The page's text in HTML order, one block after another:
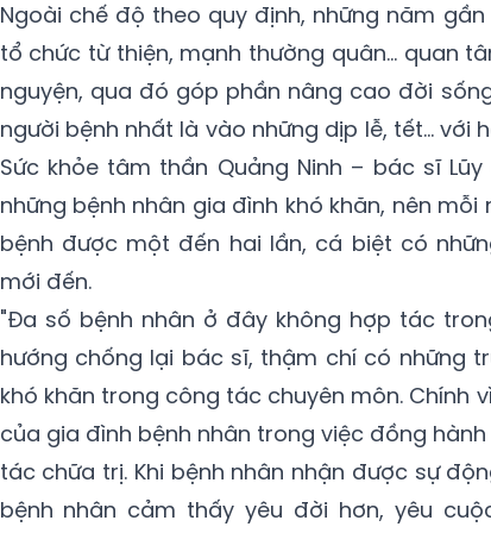
Ngoài chế độ theo quy định, những năm
tổ chức từ thiện, mạnh thường quân… quan
nguyện, qua đó góp phần nâng cao đời
người bệnh nhất là vào những dịp lễ, tết… với
Sức khỏe tâm thần Quảng Ninh – bác sĩ
những bệnh nhân gia đình khó khăn, nên
bệnh được một đến hai lần, cá biệt có
mới đến.
"Đa số bệnh nhân ở đây không hợp tác
hướng chống lại bác sĩ, thậm chí có những
khó khăn trong công tác chuyên môn. Chính
của gia đình bệnh nhân trong việc đồng
tác chữa trị. Khi bệnh nhân nhận được sự
bệnh nhân cảm thấy yêu đời hơn, yêu